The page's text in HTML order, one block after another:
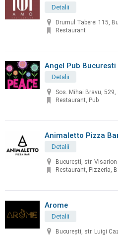
Detalii
Drumul Taberei 115,
Restaurant
Angel Pub Bucuresti
Detalii
Sos. Mihai Bravu,
Restaurant, Pub
Animaletto Pizza
Detalii
București, str. Visarion
Restaurant, Pizzeria,
Arome
Detalii
București, str. Luigi